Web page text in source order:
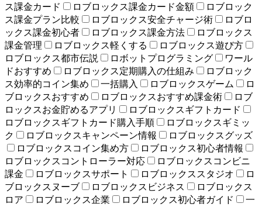
ス課金カード
ロブロックス課金カード金額
ロブロック
ス課金プラン比較
ロブロックス安全チャージ術
ロブロ
ックス課金初心者
ロブロックス課金方法
ロブロックス
課金管理
ロブロックス軽くする
ロブロックス遊び方
ロブロックス都市伝説
ロボットプログラミング
ワール
ドおすすめ
ロブロックス定期購入の仕組み
ロブロック
ス効率的コイン集め
一括購入 ロブロックスゲーム
ロ
ブロックスおすすめ
ロブロックスおすすめ課金術
ロブ
ロックスお金貯めるアプリ
ロブロックスギフトカード
ロブロックスギフトカード購入手順
ロブロックスギミッ
ク
ロブロックスキャンペーン情報
ロブロックスグッズ
ロブロックスコイン集め方
ロブロックス初心者情報
ロブロックスコントローラー対応
ロブロックスコンビニ
課金
ロブロックスサポート ロブロックススタジオ
ロ
ブロックスヌーブ
ロブロックスビジネス
ロブロックス
ロア
ロブロックス企業 ロブロックス初心者ガイド
一